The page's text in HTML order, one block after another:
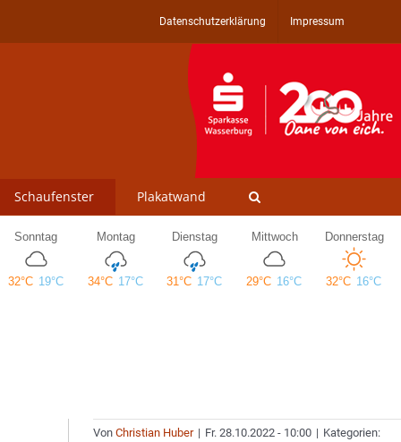
Datenschutzerklärung Impressum
Schaufenster Plakatwand
VonChristian Huber | Fr. 28.10.2022 - 10:00 | Kategorien: